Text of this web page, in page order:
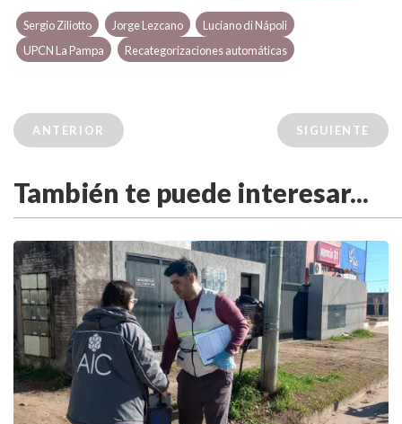
Sergio Ziliotto Jorge Lezcano
Luciano di Nápoli
UPCN La Pampa
Recategorizaciones automáticas
ANTERIOR SIGUIENTE
También te puede interesar...